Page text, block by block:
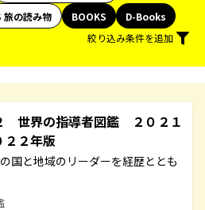
旅の読み物 BOOKS
D-Books
絞り込み条件を追加
世界の指導者図鑑 ２０２１
２２年版
国と地域のリーダーを経歴ととも